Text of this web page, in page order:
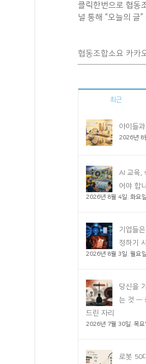
클릭한번으로 협동
널 통해 “오늘의 글”
협동조합소요 카카
최근
아이들
2026년 8
AI 교육,
어야 합
2026년 8월 4일. 화요일
기업들
정하기
2026년 8월 3일. 월요일
당신을
는 것 —
드린 자리
2026년 7월 30일. 목요
로봇 50